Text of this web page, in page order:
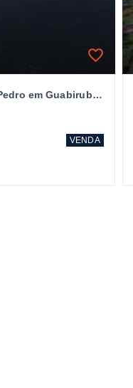
Terreno à venda no bairro São Pedro em Guabiruba/SC
VENDA